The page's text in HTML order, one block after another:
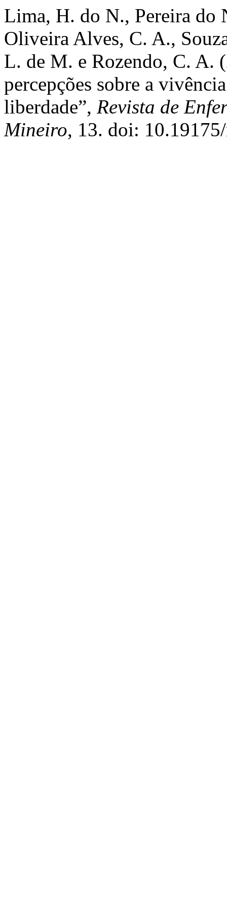
Lima, H. do N., Pereira do
Oliveira Alves, C. A.,
L. de M. e Rozendo, C. A.
percepções sobre a
liberdade”, Revista de
Mineiro, 13. doi: